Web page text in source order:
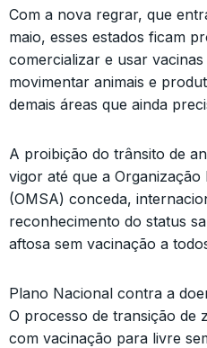
Com a nova regrar, que
maio, esses estados ficam
comercializar e usar
movimentar animais e
demais áreas que ainda
A proibição do trânsito de
vigor até que a
(OMSA) conceda,
reconhecimento do status
aftosa sem vacinação a
Plano Nacional contra a
O processo de transição de
com vacinação para livre